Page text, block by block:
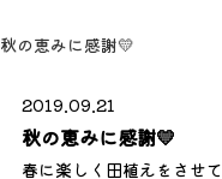
秋の恵みに感謝💛
2019.09.21
秋の恵みに感謝💛
春に楽しく田植えをさせ